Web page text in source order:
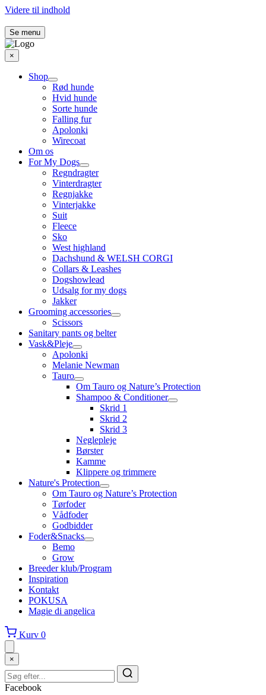
Videre til indhold
Se menu
×
Shop
Rød hunde
Hvid hunde
Sorte hunde
Falling fur
Apolonki
Wirecoat
Om os
For My Dogs
Regndragter
Vinterdragter
Regnjakke
Vinterjakke
Suit
Fleece
Sko
West highland
Dachshund & WELSH CORGI
Collars & Leashes
Dogshowlead
Udsalg for my dogs
Jakker
Grooming accessories
Scissors
Sanitary pants og belter
Vask&Pleje
Apolonki
Melanie Newman
Tauro
Om Tauro og Nature’s Protection
Shampoo & Conditioner
Skrid 1
Skrid 2
Skrid 3
Neglepleje
Børster
Kamme
Klippere og trimmere
Nature's Protection
Om Tauro og Nature’s Protection
Tørfoder
Vådfoder
Godbidder
Foder&Snacks
Bemo
Grow
Breeder klub/Program
Inspiration
Kontakt
POKUSA
Magie di angelica
Kurv 0
×
Facebook